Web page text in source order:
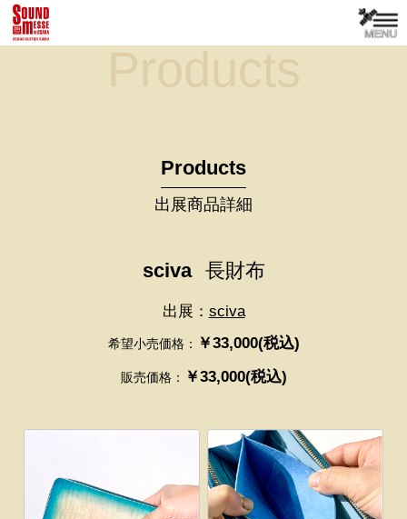
Products
Products
出展商品詳細
sciva 長財布
出展： sciva
希望小売価格： ￥33,000(税込)
販売価格： ￥33,000(税込)